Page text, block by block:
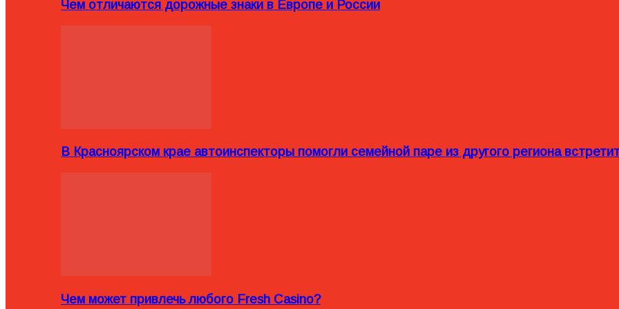
Чем отличаются дорожные знаки в Европе и России
В Красноярском крае автоинспекторы помогли семейной паре из другого региона
Чем может привлечь любого Fresh Casino?